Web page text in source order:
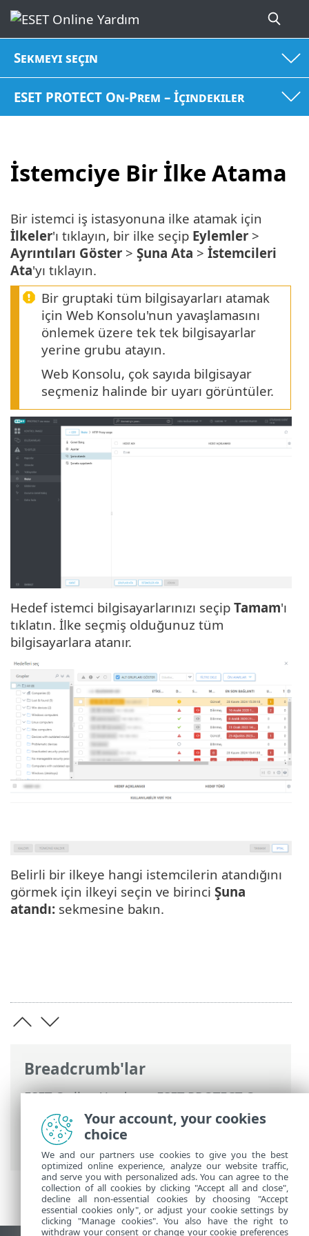
Sekmeyi seçin
ESET PROTECT On-Prem – İçindekiler
İstemciye Bir İlke Atama
Breadcrumb'lar
ESET Online Yardım>ESET PROTECT On-
Prem>
ESET PROTECT On-Prem Ürününü
Kullanma
>ESET PROTECT On-Prem Ana
Menü> > İstemciye Bir İlke Atama
Bir istemci iş istasyonuna ilke atamak için
İlkeler'ı tıklayın, bir ilke seçip Eylemler >
Ayrıntıları Göster > Şuna Ata > İstemcileri
Ata'yı tıklayın.
Bir gruptaki tüm bilgisayarları atamak
için Web Konsolu'nun yavaşlamasını
önlemek üzere tek tek bilgisayarlar
yerine grubu atayın.
Web Konsolu, çok sayıda bilgisayar
seçmeniz halinde bir uyarı görüntüler.
Hedef istemci bilgisayarlarınızı seçip Tamam'ı
tıklatın. İlke seçmiş olduğunuz tüm
bilgisayarlara atanır.
Belirli bir ilkeye hangi istemcilerin atandığını
görmek için ilkeyi seçin ve birinci Şuna
atandı: sekmesine bakın.
Your account, your cookies
choice
We and our partners use cookies to give you the best
optimized online experience, analyze our website traffic,
and serve you with personalized ads. You can agree to the
collection of all cookies by clicking "Accept all and close",
decline all non-essential cookies by choosing "Accept
essential cookies only", or adjust your cookie settings by
clicking "Manage cookies". You also have the right to
withdraw your consent or change your cookie preferences